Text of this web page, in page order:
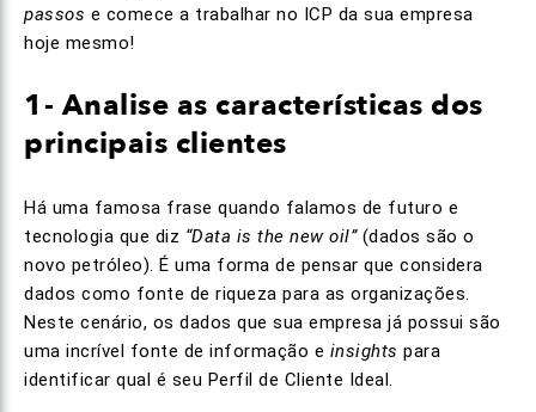
passos e comece a trabalhar no ICP da sua empresa
hoje mesmo!
1- Analise as características dos
principais clientes
Há uma famosa frase quando falamos de futuro e
tecnologia que diz “Data is the new oil”(dados são o
novo petróleo). É uma forma de pensar que considera
dados como fonte de riqueza para as organizações.
Neste cenário, os dados que sua empresa já possui são
uma incrível fonte de informação e insights para
identificar qual é seu Perfil de Cliente Ideal.